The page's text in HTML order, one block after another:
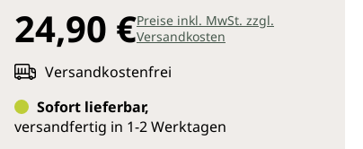
24,90 €Preise inkl. MwSt. zzgl.
Versandkosten
Versandkostenfrei
Sofort lieferbar,
versandfertig in 1-2 Werktagen